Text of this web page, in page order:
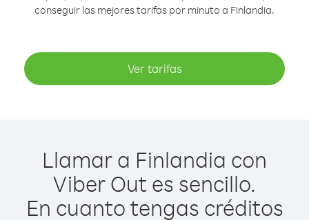
conseguir las mejores tarifas por minuto a Finlandia.
Ver tarifas
Llamar a Finlandia con
Viber Out es sencillo.
En cuanto tengas créditos